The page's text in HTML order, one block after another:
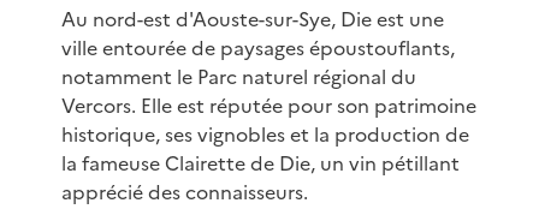
Au nord-est d'Aouste-sur-Sye, Die est une
ville entourée de paysages époustouflants,
notamment le Parc naturel régional du
Vercors. Elle est réputée pour son patrimoine
historique, ses vignobles et la production de
la fameuse Clairette de Die, un vin pétillant
apprécié des connaisseurs.